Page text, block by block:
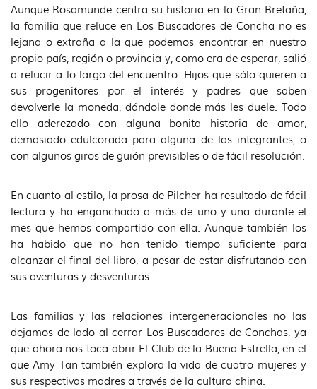
Aunque Rosamunde centra su historia en la Gran Bretaña,
la familia que reluce en Los Buscadores de Concha no es
lejana o extraña a la que podemos encontrar en nuestro
propio país, región o provincia y, como era de esperar, salió
a relucir a lo largo del encuentro. Hijos que sólo quieren a
sus progenitores por el interés y padres que saben
devolverle la moneda, dándole donde más les duele. Todo
ello aderezado con alguna bonita historia de amor,
demasiado edulcorada para alguna de las integrantes, o
con algunos giros de guión previsibles o de fácil resolución.
En cuanto al estilo, la prosa de Pilcher ha resultado de fácil
lectura y ha enganchado a más de uno y una durante el
mes que hemos compartido con ella. Aunque también los
ha habido que no han tenido tiempo suficiente para
alcanzar el final del libro, a pesar de estar disfrutando con
sus aventuras y desventuras.
Las familias y las relaciones intergeneracionales no las
dejamos de lado al cerrar Los Buscadores de Conchas, ya
que ahora nos toca abrir El Club de la Buena Estrella, en el
que Amy Tan también explora la vida de cuatro mujeres y
sus respectivas madres a través de la cultura china.